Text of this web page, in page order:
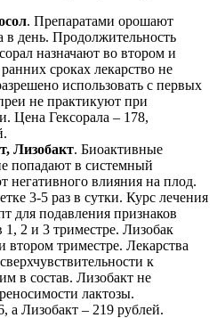
. Препаратами орошают
в день. Продолжительность
назначают во втором и
сроках лекарство не
использовать с первых
не практикуют при
Цена Гексорала – 178,
Лизобакт. Биоактивные
попадают в системный
негативного влияния на плод.
3-5 раз в сутки. Курс лечения
для подавления признаков
2 и 3 триместре. Лизобак
втором триместре. Лекарства
к
в состав. Лизобакт не
лактозы.
а Лизобакт – 219 рублей.